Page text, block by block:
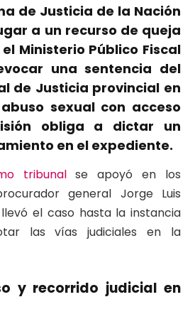
de Justicia de la Nación
a un recurso de queja
Ministerio Público Fiscal
una sentencia del
de Justicia provincial en
sexual con acceso
obliga a dictar un
en el expediente.
tribunalse apoyó en los
general Jorge Luis
llevó el caso hasta la instancia
las vías judiciales en la
y recorrido judicial en